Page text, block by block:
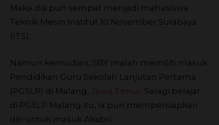
Maka dia pun sempat menjadi mahasiswa
Teknik Mesin Institut 10 November Surabaya
(ITS).
Namun kemudian, SBY malah memilih masuk
Pendidikan Guru Sekolah Lanjutan Pertama
(PGSLP) di Malang, Jawa Timur . Selagi belajar
di PGSLP Malang itu, ia pun mempersiapkan
diri untuk masuk Akabri.